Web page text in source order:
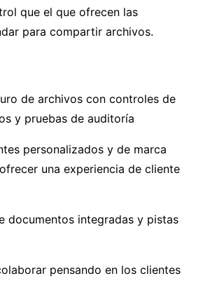
que el que ofrecen las
para compartir archivos.
de archivos con controles de
y pruebas de auditoría
personalizados y de marca
una experiencia de cliente
documentos integradas y pistas
pensando en los clientes